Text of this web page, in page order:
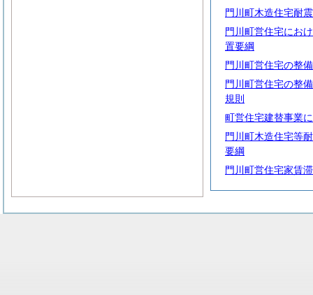
門川町木造住宅耐
門川町営住宅にお
置要綱
門川町営住宅の整
門川町営住宅の整
規則
町営住宅建替事業
門川町木造住宅等
要綱
門川町営住宅家賃